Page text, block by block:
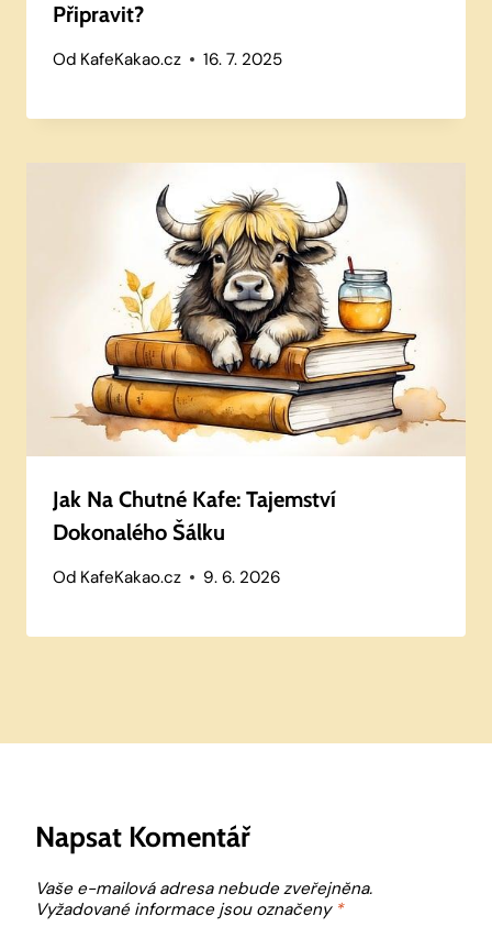
Připravit?
Od KafeKakao.cz 16. 7. 2025
Jak Na Chutné Kafe: Tajemství
Dokonalého Šálku
Od KafeKakao.cz 9. 6. 2026
Napsat Komentář
Vaše e-mailová adresa nebude zveřejněna.
Vyžadované informace jsou označeny *